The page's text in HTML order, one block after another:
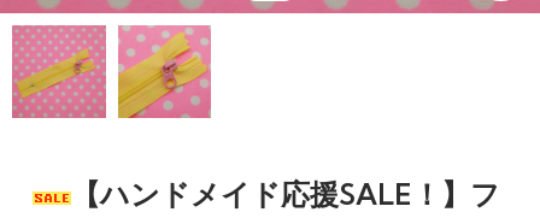
【ハンドメイド応援SALE！】フ